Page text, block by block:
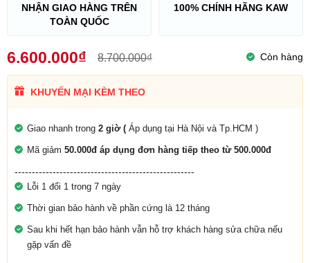
NHẬN GIAO HÀNG TRÊN
TOÀN QUỐC
100% CHÍNH HÃNG KAW
6.600.000₫ 8.700.000₫ Còn hàng
KHUYẾN MẠI KÈM THEO
Giao nhanh trong 2 giờ ( Áp dụng tại Hà Nội và Tp.HCM )
Mã giảm 50.000đ áp dụng đơn hàng tiếp theo từ 500.000đ
----------------------------------------------------
Lỗi 1 đổi 1 trong 7 ngày
Thời gian bảo hành về phần cứng là 12 tháng
Sau khi hết hạn bảo hành vẫn hỗ trợ khách hàng sửa chữa nếu
gặp vấn đề